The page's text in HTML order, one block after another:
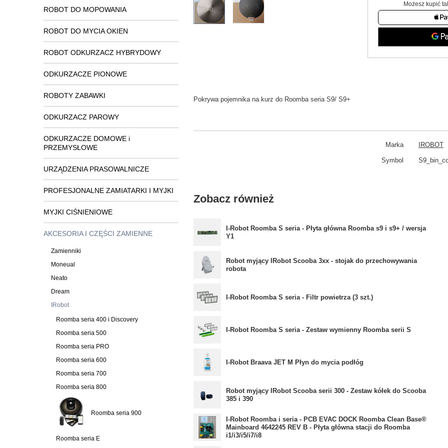
ROBOT DO MOPOWANIA
ROBOT DO MYCIA OKIEN
ROBOT ODKURZACZ HYBRYDOWY
ODKURZACZE PIONOWE
ROBOTY ZABAWKI
ODKURZACZ PAROWY
ODKURZACZE DOMOWE i
PRZEMYSŁOWE
URZĄDZENIA PRASOWALNICZE
PROFESJONALNE ZAMIATARKI I MYJKI
MYJKI CIŚNIENIOWE
AKCESORIA I CZĘŚCI ZAMIENNE
Zamienniki
Moneual
Neato
Dream
IRobot
Roomba seria 400 i Discovery
Roomba seria 500
Roomba seria PRO
Roomba seria 600
Roomba seria 700
Roomba seria 800
Roomba seria 900
Roomba seria E
Możesz kupić
Pokrywa pojemnika na kurz do Roomba seria S9/ S9+
Marka IROBOT
Symbol
Zobacz również
I-Robot Roomba S seria - Płyta główna Roomba s9 i s9+ / wersja
Y1
Robot myjący IRobot Scooba 3xx - stojak do przechowywania
robota
I-Robot Roomba S seria - Filtr powietrza (3 szt.)
I-Robot Roomba S seria - Zestaw wymienny Roomba serii S
I-Robot Braava JET M Płyn do mycia podłóg
Robot myjący IRobot Scooba serii 300 - Zestaw kółek do Scooba
385 i 390
I-Robot Roomba i seria - PCB EVAC DOCK Roomba Clean Base®
Mainboard 4642245 REV B - Płyta główna stacji do Roomba
i1/i3/i5/i7/i8